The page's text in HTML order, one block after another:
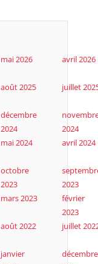
mai 2026 avril 2026
août 2025 juillet
décembre
2024
2024
mai 2024 avril 2024
octobre
2023
2023
mars 2023
février
2023
août 2022 juillet
janvier
décembre